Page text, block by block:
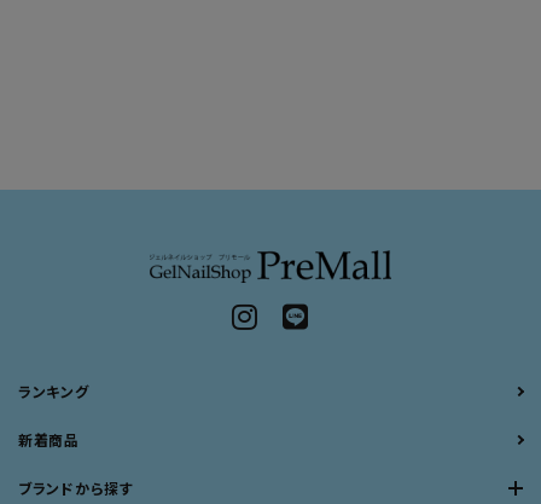
ランキング
新着商品
ブランドから探す